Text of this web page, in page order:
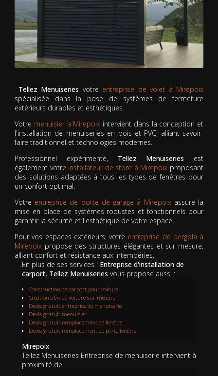
Tellez Menuiseries votre entreprise de volet à Mirepoix
spécialisée dans la pose de systèmes de fermeture
extérieurs durables et esthétiques.
Votre menuisier à Mirepoix intervient dans la conception et
l'installation de menuiseries en bois et PVC, alliant savoir-
faire traditionnel et technologies modernes.
Professionnel expérimenté, Tellez Menuiseries est
également votre installateur de store à Mirepoix proposant
des solutions adaptées à tous les types de fenêtres pour
un confort optimal.
Votre entreprise de porte de garage à Mirepoixassure la
mise en place de systèmes robustes et fonctionnels pour
garantir la sécurité et l'esthétique de votre espace.
Pour vos espaces extérieurs, votre entreprise de pergola à
Mirepoix propose des structures élégantes et sur mesure,
alliant confort et résistance aux intempéries.
En plus de ses services : Entreprise d'installation de
carport, Tellez Menuiseries vous propose aussi :
Construction de carport pour voiture
Création abri de voiture sur mesure
Devis gratuit entreprise de menuiserie
Devis gratuit menuisier
Devis gratuit remplacement de fenêtre
Devis gratuit remplacement de porte fenêtre
Mirepoix
Tellez Menuiseries Entreprise de menuiserie intervient à
proximité de :